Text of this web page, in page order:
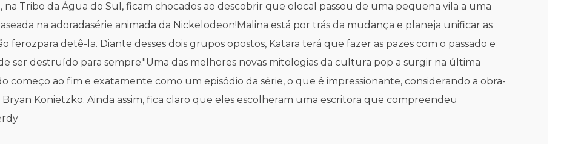
Tribo da Água do Sul, ficam chocados ao descobrir que olocal passou de uma pequena vila a uma
na adoradasérie animada da Nickelodeon!Malina está por trás da mudança e planeja unificar as
ferozpara detê-la. Diante desses dois grupos opostos, Katara terá que fazer as pazes com o passado e
ser destruído para sempre."Uma das melhores novas mitologias da cultura pop a surgir na última
começo ao fim e exatamente como um episódio da série, o que é impressionante, considerando a obra-
Konietzko. Ainda assim, fica claro que eles escolheram uma escritora que compreendeu